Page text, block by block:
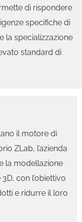
di rispondere
specifiche di
la specializzazione
standard di
il motore di
ZLab, l’azienda
la modellazione
con l’obiettivo
e ridurre il loro